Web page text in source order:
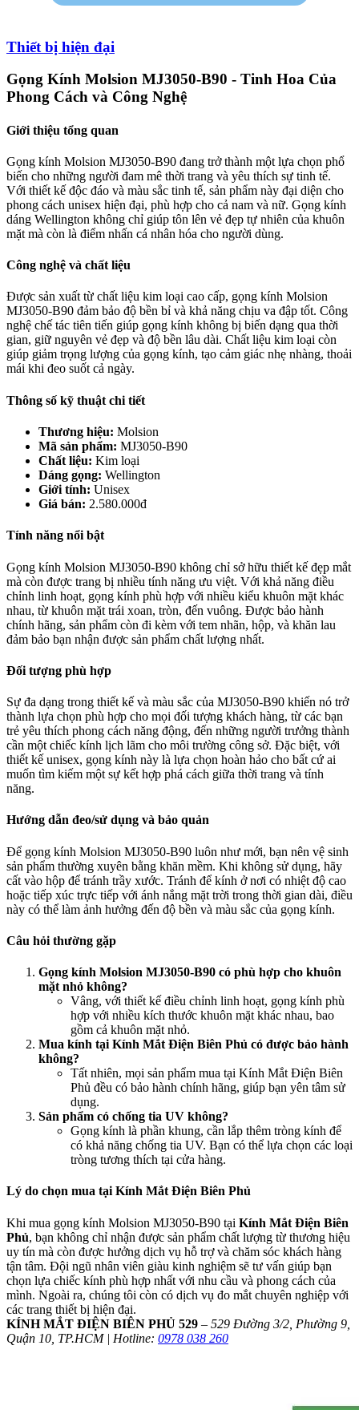
Thiết bị hiện đại
Gọng Kính Molsion MJ3050-B90 - Tinh Hoa Của
Phong Cách và Công Nghệ
Giới thiệu tổng quan
Gọng kính Molsion MJ3050-B90 đang trở thành một lựa chọn phổ
biến cho những người đam mê thời trang và yêu thích sự tinh tế.
Với thiết kế độc đáo và màu sắc tinh tế, sản phẩm này đại diện cho
phong cách unisex hiện đại, phù hợp cho cả nam và nữ. Gọng kính
dáng Wellington không chỉ giúp tôn lên vẻ đẹp tự nhiên của khuôn
mặt mà còn là điểm nhấn cá nhân hóa cho người dùng.
Công nghệ và chất liệu
Được sản xuất từ chất liệu kim loại cao cấp, gọng kính Molsion
MJ3050-B90 đảm bảo độ bền bỉ và khả năng chịu va đập tốt. Công
nghệ chế tác tiên tiến giúp gọng kính không bị biến dạng qua thời
gian, giữ nguyên vẻ đẹp và độ bền lâu dài. Chất liệu kim loại còn
giúp giảm trọng lượng của gọng kính, tạo cảm giác nhẹ nhàng, thoải
mái khi đeo suốt cả ngày.
Thông số kỹ thuật chi tiết
Thương hiệu: Molsion
Mã sản phẩm: MJ3050-B90
Chất liệu: Kim loại
Dáng gọng: Wellington
Giới tính: Unisex
Giá bán: 2.580.000đ
Tính năng nổi bật
Gọng kính Molsion MJ3050-B90 không chỉ sở hữu thiết kế đẹp mắt
mà còn được trang bị nhiều tính năng ưu việt. Với khả năng điều
chỉnh linh hoạt, gọng kính phù hợp với nhiều kiểu khuôn mặt khác
nhau, từ khuôn mặt trái xoan, tròn, đến vuông. Được bảo hành
chính hãng, sản phẩm còn đi kèm với tem nhãn, hộp, và khăn lau
đảm bảo bạn nhận được sản phẩm chất lượng nhất.
Đối tượng phù hợp
Sự đa dạng trong thiết kế và màu sắc của MJ3050-B90 khiến nó trở
thành lựa chọn phù hợp cho mọi đối tượng khách hàng, từ các bạn
trẻ yêu thích phong cách năng động, đến những người trưởng thành
cần một chiếc kính lịch lãm cho môi trường công sở. Đặc biệt, với
thiết kế unisex, gọng kính này là lựa chọn hoàn hảo cho bất cứ ai
muốn tìm kiếm một sự kết hợp phá cách giữa thời trang và tính
năng.
Hướng dẫn đeo/sử dụng và bảo quản
Để gọng kính Molsion MJ3050-B90 luôn như mới, bạn nên vệ sinh
sản phẩm thường xuyên bằng khăn mềm. Khi không sử dụng, hãy
cất vào hộp để tránh trầy xước. Tránh để kính ở nơi có nhiệt độ cao
hoặc tiếp xúc trực tiếp với ánh nắng mặt trời trong thời gian dài, điều
này có thể làm ảnh hưởng đến độ bền và màu sắc của gọng kính.
Câu hỏi thường gặp
Gọng kính Molsion MJ3050-B90 có phù hợp cho khuôn
mặt nhỏ không?
Vâng, với thiết kế điều chỉnh linh hoạt, gọng kính phù
hợp với nhiều kích thước khuôn mặt khác nhau, bao
gồm cả khuôn mặt nhỏ.
Mua kính tại Kính Mắt Điện Biên Phủ có được bảo hành
không?
Tất nhiên, mọi sản phẩm mua tại Kính Mắt Điện Biên
Phủ đều có bảo hành chính hãng, giúp bạn yên tâm sử
dụng.
Sản phẩm có chống tia UV không?
Gọng kính là phần khung, cần lắp thêm tròng kính để
có khả năng chống tia UV. Bạn có thể lựa chọn các loại
tròng tương thích tại cửa hàng.
Lý do chọn mua tại Kính Mắt Điện Biên Phủ
Khi mua gọng kính Molsion MJ3050-B90 tại Kính Mắt Điện Biên
Phủ, bạn không chỉ nhận được sản phẩm chất lượng từ thương hiệu
uy tín mà còn được hưởng dịch vụ hỗ trợ và chăm sóc khách hàng
tận tâm. Đội ngũ nhân viên giàu kinh nghiệm sẽ tư vấn giúp bạn
chọn lựa chiếc kính phù hợp nhất với nhu cầu và phong cách của
mình. Ngoài ra, chúng tôi còn có dịch vụ đo mắt chuyên nghiệp với
các trang thiết bị hiện đại.
KÍNH MẮT ĐIỆN BIÊN PHỦ 529 – 529 Đường 3/2, Phường 9,
Quận 10, TP.HCM | Hotline: 0978 038 260